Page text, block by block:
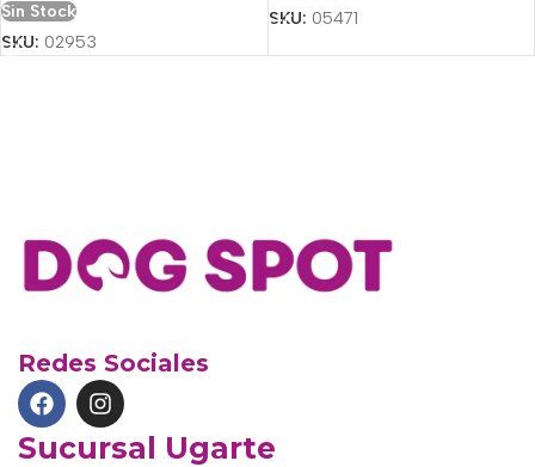
Sin Stock
SKU: 02953
SKU: 05471
Redes Sociales
Sucursal Ugarte